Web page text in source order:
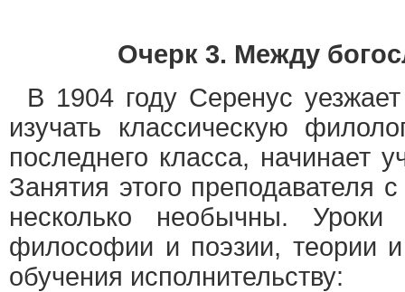
Очерк 3. Между
В 1904 году Серенус
изучать классическую
последнего класса, начинает
Занятия этого
несколько необычны. Уроки
философии и поэзии, теории
обучения исполнительству: